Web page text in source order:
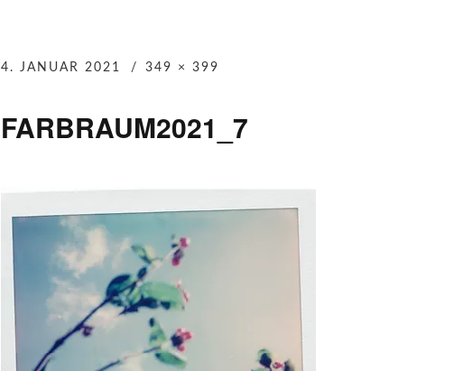
4. JANUAR 2021 349 × 399
FARBRAUM2021_7